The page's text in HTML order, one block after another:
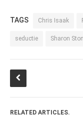
TAGS Chris Isaak
seductie Sharon
RELATED ARTICLES.